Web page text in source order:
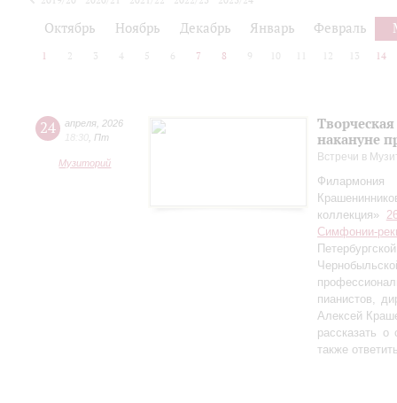
Октябрь Ноябрь Декабрь Январь Февраль
1 2 3 4 5 6 7 8 9 10 12 13 14
24 апреля 2026
18:30 Пт
Музиторий
накануне
Встречи в
коллекция»
Симфонии-
пианистов,
Алексей
рассказать
также